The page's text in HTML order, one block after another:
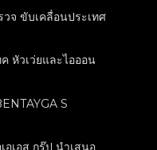
จ ขับเคลื่อนประเทศ
หัวเว่ยและไอออน
S